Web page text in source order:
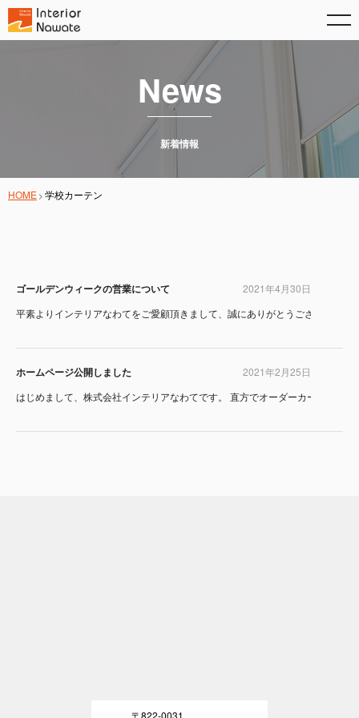
News
新着情報
HOME 学校カーテン
ゴールデンウィークの営業について
2021年4月30日
平素よりインテリアなわてをご愛顧頂きまして、誠にありがとうございます
ホームページ公開しました
2021年2月25日
はじめまして、株式会社インテリアなわてです。 直方でオーダーカーテンな
〒822-0031